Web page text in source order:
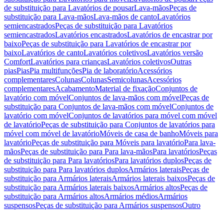
de substituição para Lavatórios de pousarLava-mãosPeças de
substituição para Lava-mãosLava-mãos de cantoLavatórios
semiencastradosPeças de substituição para Lavatórios
semiencastradosLavatórios encastradosLavatórios de encastrar por
baixoPeças de substituição para Lavatórios de encastrar por
baixoLavatórios de cantoLavatórios coletivosLavatórios versão
ComfortLavatórios para criançasLavatórios coletivosOutras
piasPiasPia multifunçõesPia de laboratórioAcessórios
complementaresColunasColunasSemicolunasAcessórios
complementaresAcabamentoMaterial de fixaçãoConjuntos de
lavatório com móvelConjuntos de lava-mãos com móvelPeças de
substituição para Conjuntos de lava-mãos com móvelConjuntos de
lavatório com móvelConjuntos de lavatórios para móvel com móvel
de lavatórioPeças de substituição para Conjuntos de lavatórios para
móvel com móvel de lavatórioMóveis de casa de banhoMóveis para
lavatórioPeças de substituição para Móveis para lavatórioPara lava-
mãosPeças de substituição para Para lava-mãosPara lavatóriosPeças
de substituição para Para lavatóriosPara lavatórios duplosPeças de
substituição para Para lavatórios duplosArmários lateraisPeças de
substituição para Armários lateraisArmários laterais baixosPeças de
substituição para Armários laterais baixosArmários altosPeças de
substituição para Armários altosArmários médiosArmários
suspensosPeças de substituição para Armários suspensosOutro